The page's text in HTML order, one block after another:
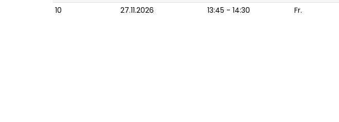
10
27.11.2026 13:45 - 14:30 Fr.